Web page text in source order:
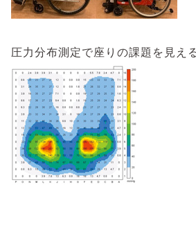
圧力分布測定で座りの課題を見え